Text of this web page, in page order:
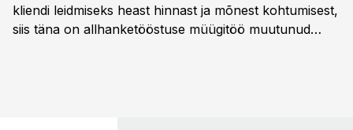
kliendi leidmiseks heast hinnast ja mõnest kohtumisest,
siis täna on allhanketööstuse müügitöö muutunud